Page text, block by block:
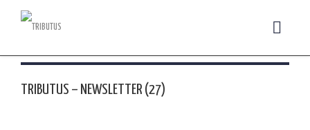
TRIBUTUS – NEWSLETTER (27)